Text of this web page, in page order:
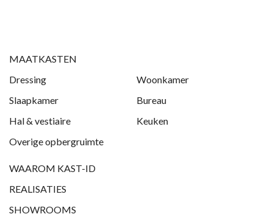
MAATKASTEN
Dressing
Woonkamer
Slaapkamer
Bureau
Hal & vestiaire
Keuken
Overige opbergruimte
WAAROM KAST-ID
REALISATIES
SHOWROOMS